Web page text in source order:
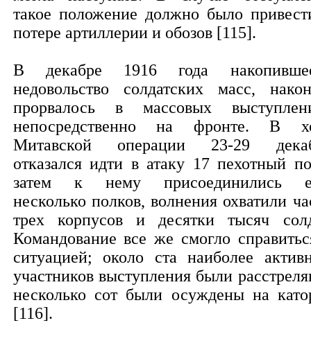
такое положение должно было
потере артиллерии и обозов [115].
В декабре 1916 года
недовольство солдатских масс,
прорвалось в массовых
непосредственно на фронте. В
Митавской операции 23-29
отказался идти в атаку 17 пехотный
затем к нему присоединились
несколько полков, волнения охватили
трех корпусов и десятки тысяч
Командование все же смогло
ситуацией; около ста наиболее
участников выступления были
несколько сот были осуждены на
[116].